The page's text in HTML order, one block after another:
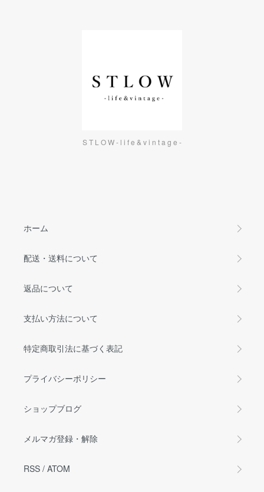
S T L O W - l i f e & v i n t a g e -
ホーム
配送・送料について
返品について
支払い方法について
特定商取引法に基づく表記
プライバシーポリシー
ショップブログ
メルマガ登録・解除
RSS / ATOM